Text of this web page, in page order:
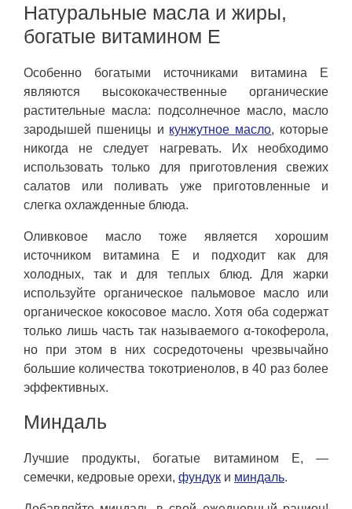
Натуральные масла и жиры,
богатые витамином Е
Особенно богатыми источниками витамина Е
являются высококачественные органические
растительные масла: подсолнечное масло, масло
зародышей пшеницы и кунжутное масло, которые
никогда не следует нагревать. Их необходимо
использовать только для приготовления свежих
салатов или поливать уже приготовленные и
слегка охлажденные блюда.
Оливковое масло тоже является хорошим
источником витамина Е и подходит как для
холодных, так и для теплых блюд. Для жарки
используйте органическое пальмовое масло или
органическое кокосовое масло. Хотя оба содержат
только лишь часть так называемого α-токоферола,
но при этом в них сосредоточены чрезвычайно
большие количества токотриенолов, в 40 раз более
эффективных.
Миндаль
Лучшие продукты, богатые витамином Е, —
семечки, кедровые орехи, фундук и миндаль.